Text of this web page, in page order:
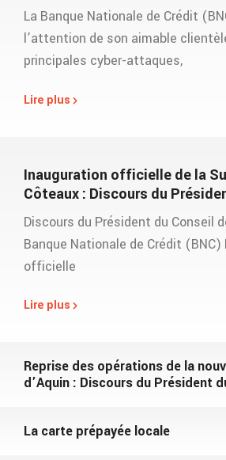
La Banque Nationale de Crédit
l’attention de son aimable
principales cyber-attaques,
Lire plus
Inauguration officielle de la
Côteaux : Discours du
Discours du Président du Conseil
Banque Nationale de Crédit
officielle
Lire plus
Reprise des opérations de la
d’Aquin : Discours du Président
La carte prépayée locale